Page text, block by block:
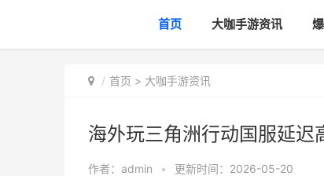
首页 大咖手游资讯
首页 > 大咖手游资讯
海外玩三角洲行动国服延迟
作者： admin • 更新时间：2026-05-20